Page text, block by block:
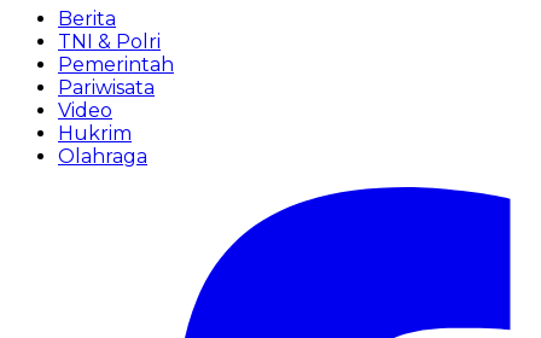
Berita
TNI & Polri
Pemerintah
Pariwisata
Video
Hukrim
Olahraga